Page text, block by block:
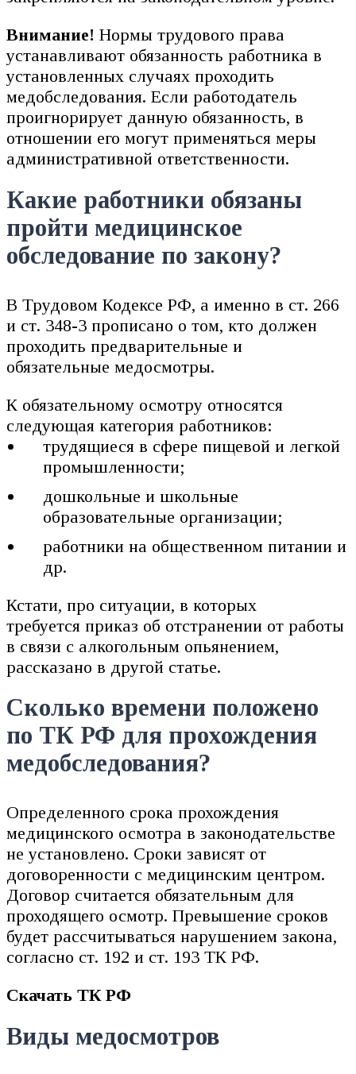
Внимание! Нормы трудового права
устанавливают обязанность работника в
установленных случаях проходить
медобследования. Если работодатель
проигнорирует данную обязанность, в
отношении его могут применяться меры
административной ответственности.
Какие работники обязаны
пройти медицинское
обследование по закону?
В Трудовом Кодексе РФ, а именно в ст. 266
и ст. 348-3 прописано о том, кто должен
проходить предварительные и
обязательные медосмотры.
К обязательному осмотру относятся
следующая категория работников:
трудящиеся в сфере пищевой и легкой
промышленности;
дошкольные и школьные
образовательные организации;
работники на общественном питании и
др.
Кстати, про ситуации, в которых
требуется приказ об отстранении от работы
в связи с алкогольным опьянением,
рассказано в другой статье.
Сколько времени положено
по ТК РФ для прохождения
медобследования?
Определенного срока прохождения
медицинского осмотра в законодательстве
не установлено. Сроки зависят от
договоренности с медицинским центром.
Договор считается обязательным для
проходящего осмотр. Превышение сроков
будет рассчитываться нарушением закона,
согласно ст. 192 и ст. 193 ТК РФ.
Скачать ТК РФ
Виды медосмотров